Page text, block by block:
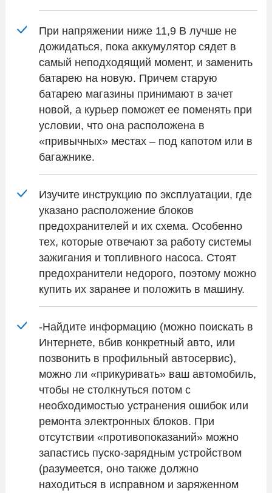
При напряжении ниже 11,9 В лучше не
дожидаться, пока аккумулятор сядет в
самый неподходящий момент, и заменить
батарею на новую. Причем старую
батарею магазины принимают в зачет
новой, а курьер поможет ее поменять при
условии, что она расположена в
«привычных» местах – под капотом или в
багажнике.
Изучите инструкцию по эксплуатации, где
указано расположение блоков
предохранителей и их схема. Особенно
тех, которые отвечают за работу системы
зажигания и топливного насоса. Стоят
предохранители недорого, поэтому можно
купить их заранее и положить в машину.
-Найдите информацию (можно поискать в
Интернете, вбив конкретный авто, или
позвонить в профильный автосервис),
можно ли «прикуривать» ваш автомобиль,
чтобы не столкнуться потом с
необходимостью устранения ошибок или
ремонта электронных блоков. При
отсутствии «противопоказаний» можно
запастись пуско-зарядным устройством
(разумеется, оно также должно
находиться в исправном и заряженном